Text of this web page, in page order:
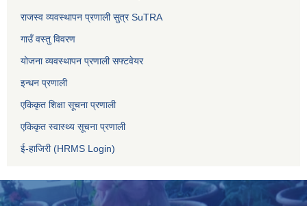
राजस्व व्यवस्थापन प्रणाली सुत्र SuTRA
गाउँ वस्तु विवरण
योजना व्यवस्थापन प्रणाली सफ्टवेयर
इन्धन प्रणाली
एकिकृत शिक्षा सूचना प्रणाली
एकिकृत स्वास्थ्य सूचना प्रणाली
ई-हाजिरी (HRMS Login)